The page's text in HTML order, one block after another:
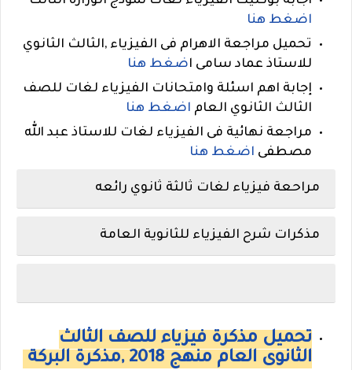
اضغط هنا
تحميل مراجعة الاهرام فى الفيزياء ,الثالث الثانوي
للاستاذ عماد سامى اضغط هنا
إجابة اهم اسئلة وامتحانات الفيزياء لغات للصف
الثالث الثانوي العام اضغط هنا
مراجعة نهائية فى الفيزياء لغات للاستاذ عبد الله
مصطفى اضغط هنا
مراحعة فيزياء لغات ثالثة ثانوي رائعه
مذكرات شرح الفيزياء للثانوية العامة
تحميل مذكرة فيزياء للصف الثالث
الثانوى العام منهج 2018 ,مذكرة البركة